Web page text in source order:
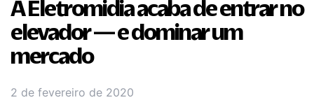
A Eletromidia acaba de entrar no
elevador — e dominar um
mercado
2 de fevereiro de 2020